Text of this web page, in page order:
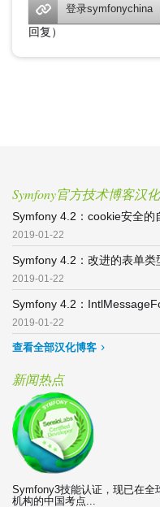
登录symfonychina
回复）
Symfony官方技术博客汉化
Symfony 4.2：cookie安全的
2019-01-22
Symfony 4.2：改进的表单类
2019-01-22
Symfony 4.2：
2019-01-22
查看全部汉化博客
新闻热点
Symfony3技能认证，现已在全
机构的中国考点...